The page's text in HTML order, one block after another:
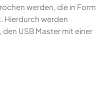
werden, die in Form
Hierdurch werden
USB Master mit einer